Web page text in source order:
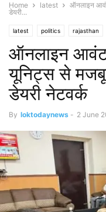
Home latest
ऑनलाइन
डेयरी...
latest politics rajasthan
ऑनलाइन
यूनिट्स से
डेयरी नेटवर्क
By loktodaynews - 2 June